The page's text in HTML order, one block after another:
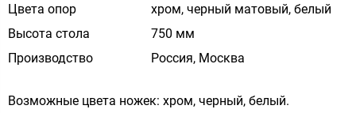
Цвета опор
хром, черный матовый, белый
Высота стола
750 мм
Производство
Россия, Москва
Возможные цвета ножек: хром, черный, белый.